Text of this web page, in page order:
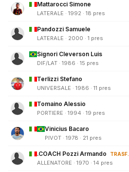
Mattarocci Simone
LATERALE · 1992 · 18 pres
Pandozzi Samuele
LATERALE · 2000 · 1 pres
Signori Cleverson Luis
DIF/LAT · 1986 · 15 pres
Terlizzi Stefano
UNIVERSALE · 1986 · 11 pres
Tomaino Alessio
PORTIERE · 1994 · 19 pres
Vinicius Bacaro
PIVOT · 1978 · 21 pres
.COACH Pozzi Armando TRASF.
ALLENATORE · 1970 · 14 pres